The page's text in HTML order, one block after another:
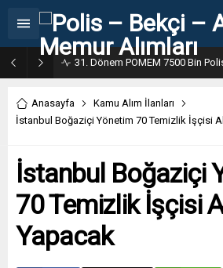
Anasayfa
Kamu Alım İlanları
İstanbul Boğaziçi Yönetim 70 Temizlik İşçisi
İstanbul Boğaziçi
70 Temizlik İşçisi
Yapacak